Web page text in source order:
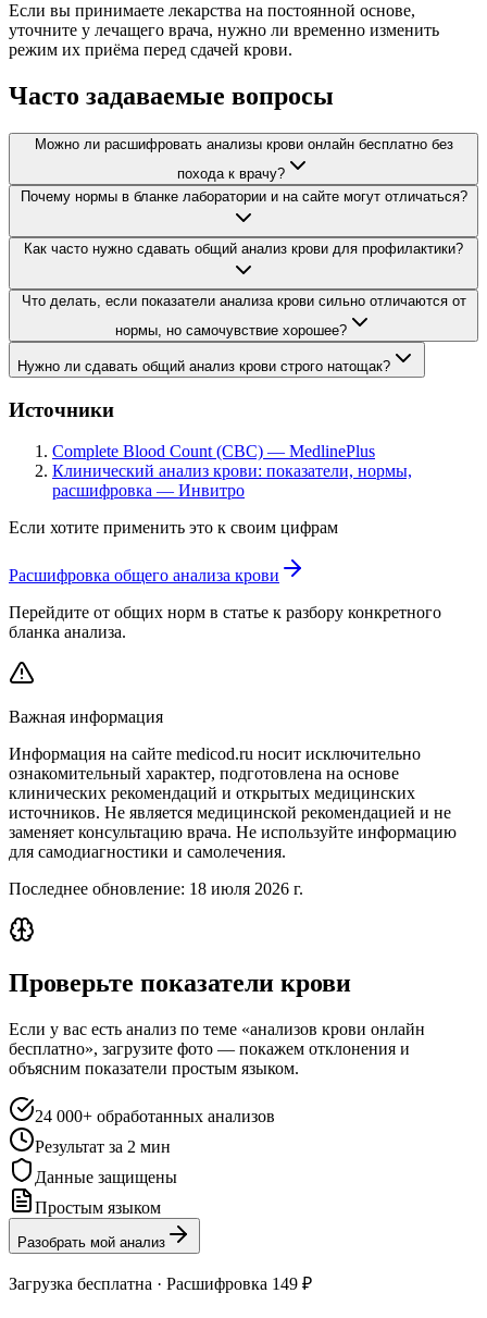
Если вы принимаете лекарства на постоянной основе,
уточните у лечащего врача, нужно ли временно изменить
режим их приёма перед сдачей крови.
Часто задаваемые вопросы
Можно ли расшифровать анализы крови онлайн бесплатно без
похода к врачу?
Почему нормы в бланке лаборатории и на сайте могут отличаться?
Как часто нужно сдавать общий анализ крови для профилактики?
Что делать, если показатели анализа крови сильно отличаются от
нормы, но самочувствие хорошее?
Нужно ли сдавать общий анализ крови строго натощак?
Источники
Complete Blood Count (CBC) — MedlinePlus
Клинический анализ крови: показатели, нормы,
расшифровка — Инвитро
Если хотите применить это к своим цифрам
Расшифровка общего анализа крови
Перейдите от общих норм в статье к разбору конкретного
бланка анализа.
Важная информация
Информация на сайте medicod.ru носит исключительно
ознакомительный характер, подготовлена на основе
клинических рекомендаций и открытых медицинских
источников. Не является медицинской рекомендацией и не
заменяет консультацию врача. Не используйте информацию
для самодиагностики и самолечения.
Последнее обновление: 18 июля 2026 г.
Проверьте показатели крови
Если у вас есть анализ по теме «анализов крови онлайн
бесплатно», загрузите фото — покажем отклонения и
объясним показатели простым языком.
24 000+ обработанных анализов
Результат за 2 мин
Данные защищены
Простым языком
Разобрать мой анализ
Загрузка бесплатна · Расшифровка 149 ₽